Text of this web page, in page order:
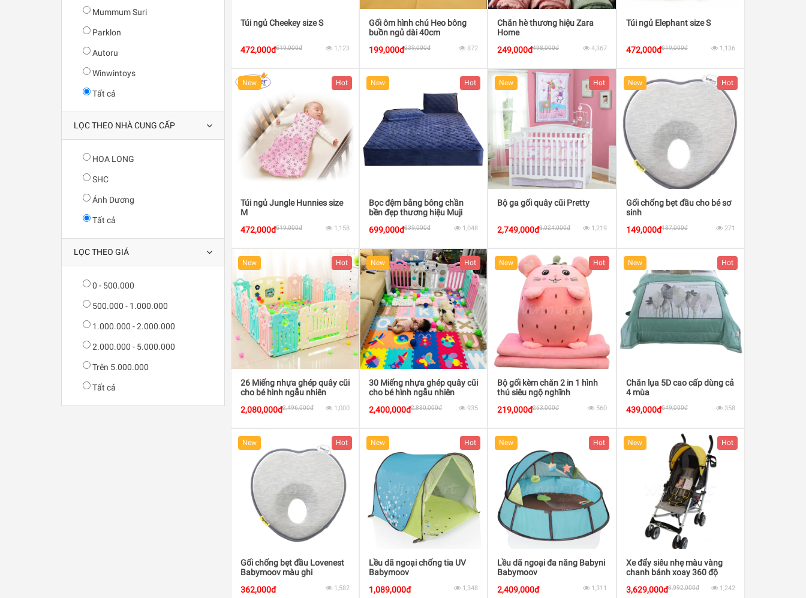
Mummum Suri
Parklon
Autoru
Winwintoys
Tất cả
LỌC THEO NHÀ CUNG CẤP
HOA LONG
SHC
Ánh Dương
Tất cả
LỌC THEO GIÁ
0 - 500.000
500.000 - 1.000.000
1.000.000 - 2.000.000
2.000.000 - 5.000.000
Trên 5.000.000
Tất cả
Túi ngủ Cheekey size S
472,000đ519,000đ 1,123
Gối ôm hình chú Heo bông
buồn ngủ dài 40cm
199,000đ239,000đ 872
Chăn hè thương hiệu Zara
Home
249,000đ498,000đ 4,367
Túi ngủ Elephant size S
472,000đ519,000đ 1,136
New Hot
Túi ngủ Jungle Hunnies size
M
472,000đ519,000đ 1,158
New Hot
Bọc đệm bằng bông chần
bền đẹp thương hiệu Muji
699,000đ839,000đ 1,048
New Hot
Bộ ga gối quây cũi Pretty
2,749,000đ3,024,000đ 1,219
New Hot
Gối chống bẹt đầu cho bé sơ
sinh
149,000đ187,000đ 271
New Hot
26 Miếng nhựa ghép quây cũi
cho bé hình ngẫu nhiên
2,080,000đ2,496,000đ 1,000
New Hot
30 Miếng nhựa ghép quây cũi
cho bé hình ngẫu nhiên
2,400,000đ2,880,000đ 935
New Hot
Bộ gối kèm chăn 2 in 1 hình
thú siêu ngộ nghĩnh
219,000đ263,000đ 560
New Hot
Chăn lụa 5D cao cấp dùng cả
4 mùa
439,000đ549,000đ 358
New Hot
Gối chống bẹt đầu Lovenest
Babymoov màu ghi
362,000đ
1,582
New Hot
Lều dã ngoại chống tia UV
Babymoov
1,089,000đ
1,348
New Hot
Lều dã ngoại đa năng Babyni
Babymoov
2,409,000đ
1,311
New Hot
Xe đẩy siêu nhẹ màu vàng
chanh bánh xoay 360 độ
3,629,000đ3,992,000đ 1,242